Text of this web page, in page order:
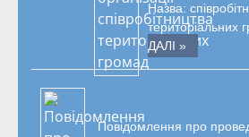
Назва:
територіальних
ДАЛІ »
Повідомлення про